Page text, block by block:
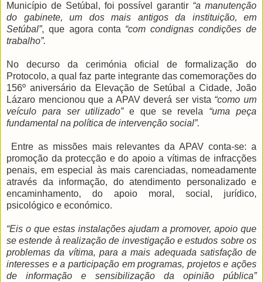
Município de Setúbal, foi possível garantir “a manutenção
do gabinete, um dos mais antigos da instituição, em
Setúbal”, que agora conta “com condignas condições de
trabalho”.
No decurso da cerimónia oficial de formalização do
Protocolo, a qual faz parte integrante das comemorações do
156º aniversário da Elevação de Setúbal a Cidade, João
Lázaro mencionou que a APAV deverá ser vista “como um
veículo para ser utilizado”e que se revela “uma peça
fundamental na política de intervenção social”.
Entre as missões mais relevantes da APAV conta-se: a
promoção da protecção e do apoio a vítimas de infracções
penais, em especial às mais carenciadas, nomeadamente
através da informação, do atendimento personalizado e
encaminhamento, do apoio moral, social, jurídico,
psicológico e económico.
“Eis o que estas instalações ajudam a promover, apoio que
se estende à realização de investigação e estudos sobre os
problemas da vítima, para a mais adequada satisfação de
interesses e a participação em programas, projetos e ações
de informação e sensibilização da opinião pública”